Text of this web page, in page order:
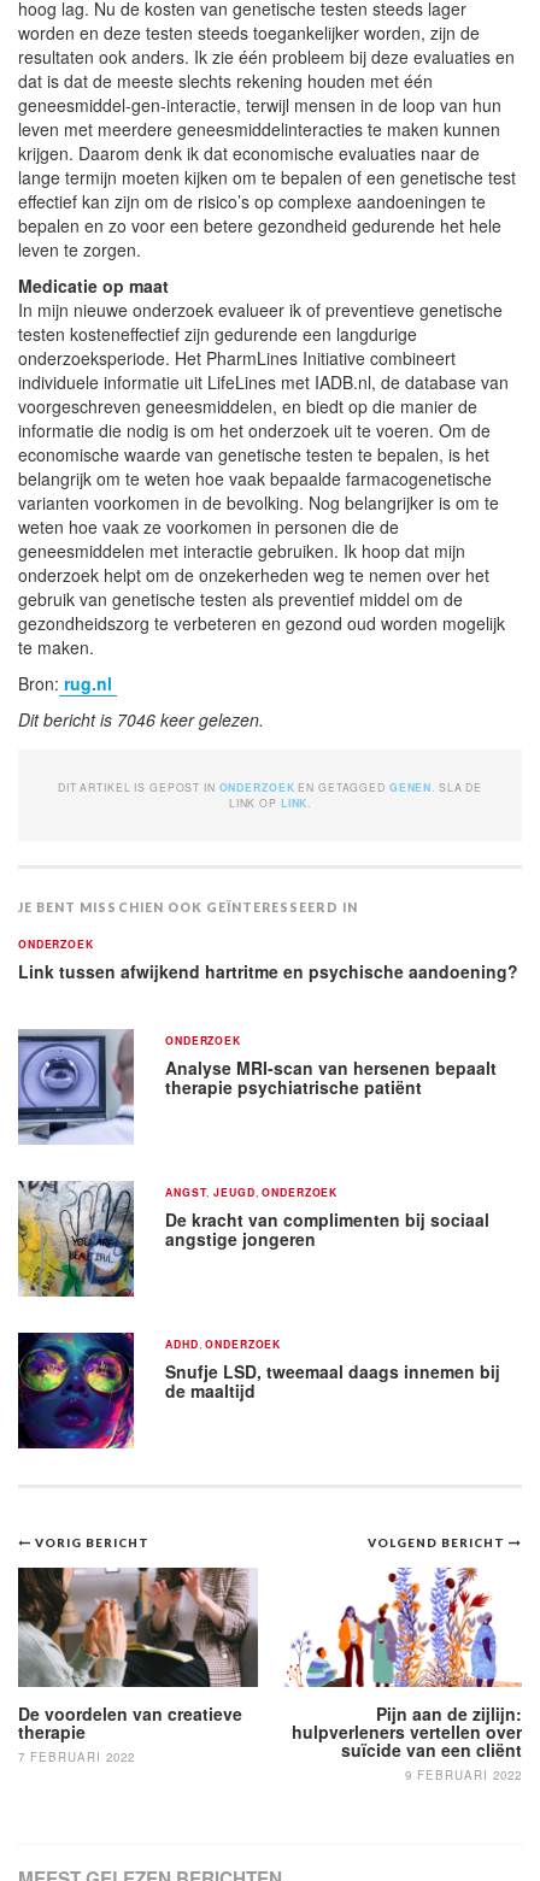
hoog lag. Nu de kosten van genetische testen steeds lager
worden en deze testen steeds toegankelijker worden, zijn de
resultaten ook anders. Ik zie één probleem bij deze evaluaties en
dat is dat de meeste slechts rekening houden met één
geneesmiddel-gen-interactie, terwijl mensen in de loop van hun
leven met meerdere geneesmiddelinteracties te maken kunnen
krijgen. Daarom denk ik dat economische evaluaties naar de
lange termijn moeten kijken om te bepalen of een genetische test
effectief kan zijn om de risico’s op complexe aandoeningen te
bepalen en zo voor een betere gezondheid gedurende het hele
leven te zorgen.
Medicatie op maat
In mijn nieuwe onderzoek evalueer ik of preventieve genetische
testen kosteneffectief zijn gedurende een langdurige
onderzoeksperiode. Het PharmLines Initiative combineert
individuele informatie uit LifeLines met IADB.nl, de database van
voorgeschreven geneesmiddelen, en biedt op die manier de
informatie die nodig is om het onderzoek uit te voeren. Om de
economische waarde van genetische testen te bepalen, is het
belangrijk om te weten hoe vaak bepaalde farmacogenetische
varianten voorkomen in de bevolking. Nog belangrijker is om te
weten hoe vaak ze voorkomen in personen die de
geneesmiddelen met interactie gebruiken. Ik hoop dat mijn
onderzoek helpt om de onzekerheden weg te nemen over het
gebruik van genetische testen als preventief middel om de
gezondheidszorg te verbeteren en gezond oud worden mogelijk
te maken.
Bron: rug.nl
Dit bericht is 7046 keer gelezen.
DIT ARTIKEL IS GEPOST IN ONDERZOEK EN GETAGGED GENEN . SLA DE
LINK OP LINK
JE BENT MISSCHIEN OOK GEÏNTERESSEERD IN
ONDERZOEK
Link tussen afwijkend hartritme en psychische aandoening?
ONDERZOEK
Analyse MRI-scan van hersenen bepaalt
therapie psychiatrische patiënt
ANGST,JEUGD ,ONDERZOEK
De kracht van complimenten bij sociaal
angstige jongeren
ADHD ,ONDERZOEK
Snufje LSD, tweemaal daags innemen bij
de maaltijd
Bericht
navigatie
VOLGEND BERICHT
Pijn aan de zijlijn:
hulpverleners vertellen over
suïcide van een cliënt
9 FEBRUARI 2022
VORIG BERICHT
De voordelen van creatieve
therapie
7 FEBRUARI 2022